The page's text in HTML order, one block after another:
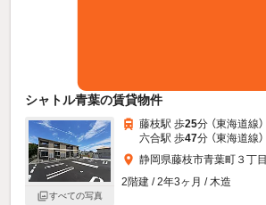
シャトル青葉の賃貸物件
すべての写真
藤枝駅 歩25分 （東海道線）
六合駅 歩47分 （東海道線）
静岡県藤枝市青葉町３丁目
2階建 / 2年3ヶ月 / 木造